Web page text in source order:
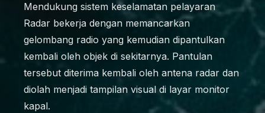
Mendukung sistem keselamatan pelayaran
Radar bekerja dengan memancarkan
gelombang radio yang kemudian dipantulkan
kembali oleh objek di sekitarnya. Pantulan
tersebut diterima kembali oleh antena radar dan
diolah menjadi tampilan visual di layar monitor
kapal.